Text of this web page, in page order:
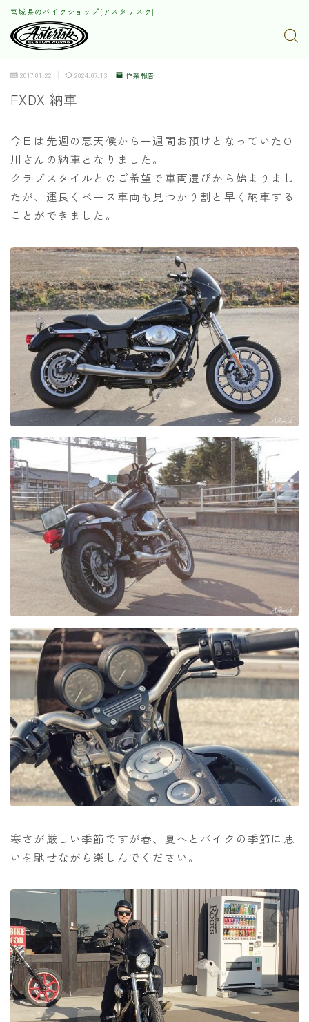
宮城県のバイクショップ[アスタリスク]
2017.01.22 2024.07.13 作業報告
FXDX 納車
今日は先週の悪天候から一週間お預けとなっていたO
川さんの納車となりました。
クラブスタイルとのご希望で車両選びから始まりまし
たが、運良くベース車両も見つかり割と早く納車する
ことができました。
寒さが厳しい季節ですが春、夏へとバイクの季節に思
いを馳せながら楽しんでください。